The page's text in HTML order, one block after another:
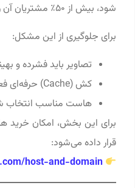
شود، بیش از ۵۰٪ مشتریان آن را ترک می‌کنند.
برای جلوگیری از این مشکل:
تصاویر باید فشرده و
کش (Cache) حرفه‌ای فعال باشد
هاست مناسب انتخاب
برای این بخش، امکان خرید
قرار داده می‌شود:
host-and-domain